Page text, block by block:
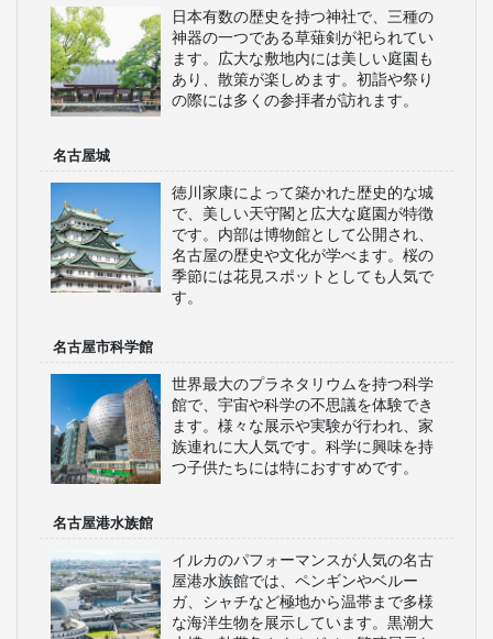
日本有数の歴史を持つ神社で、三種の
神器の一つである草薙剣が祀られてい
ます。広大な敷地内には美しい庭園も
あり、散策が楽しめます。初詣や祭り
の際には多くの参拝者が訪れます。
名古屋城
徳川家康によって築かれた歴史的な城
で、美しい天守閣と広大な庭園が特徴
です。内部は博物館として公開され、
名古屋の歴史や文化が学べます。桜の
季節には花見スポットとしても人気で
す。
名古屋市科学館
世界最大のプラネタリウムを持つ科学
館で、宇宙や科学の不思議を体験でき
ます。様々な展示や実験が行われ、家
族連れに大人気です。科学に興味を持
つ子供たちには特におすすめです。
名古屋港水族館
イルカのパフォーマンスが人気の名古
屋港水族館では、ペンギンやベルー
ガ、シャチなど極地から温帯まで多様
な海洋生物を展示しています。黒潮大